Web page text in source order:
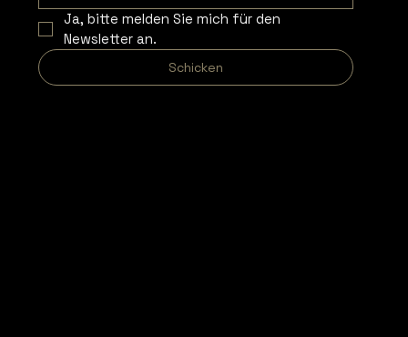
Ja, bitte melden Sie mich für den
Newsletter an.
Schicken